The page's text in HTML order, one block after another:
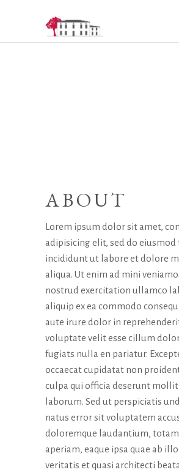
ABOUT
Lorem ipsum dolor sit amet,
adipisicing elit, sed do
incididunt ut labore et dolore
aliqua. Ut enim ad mini
nostrud exercitation ullamco
aliquip ex ea commodo
aute irure dolor in
voluptate velit esse cillum
fugiats nulla en pariatur.
occaecat cupidatat non
culpa qui officia deserunt
laborum. Sed ut perspiciatis
natus error sit voluptatem
doloremque laudantium,
aperiam, eaque ipsa quae ab
veritatis et quasi architecti